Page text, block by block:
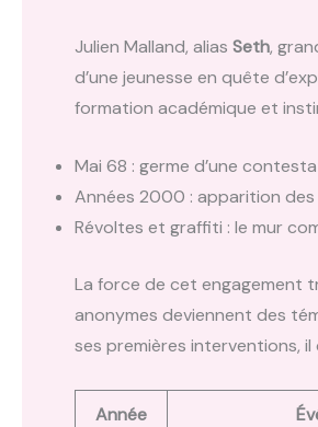
Julien Malland, alias Seth,
d’une jeunesse en quête
formation académique et
Mai 68 : germe d’une
Années 2000 : apparition
Révoltes et graffiti : le mur
La force de cet engagement
anonymes deviennent des
ses premières interventions,
Année